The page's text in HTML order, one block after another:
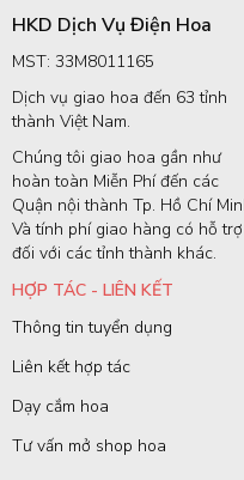
HKD Dịch Vụ Điện Hoa
MST: 33M8011165
Dịch vụ giao hoa đến 63 tỉnh
thành Việt Nam.
Chúng tôi giao hoa gần như
hoàn toàn Miễn Phí đến các
Quận nội thành Tp. Hồ Chí
Và tính phí giao hàng có hỗ trợ
đối với các tỉnh thành khác.
HỢP TÁC - LIÊN KẾT
Thông tin tuyển dụng
Liên kết hợp tác
Dạy cắm hoa
Tư vấn mở shop hoa